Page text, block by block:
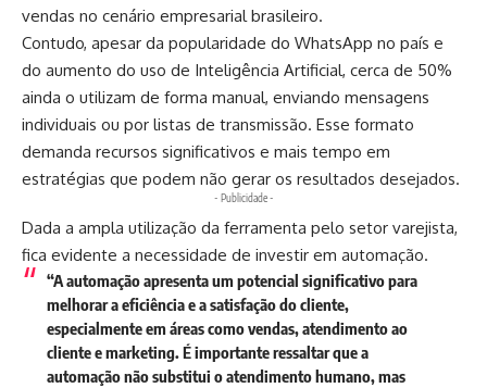
vendas no cenário empresarial brasileiro.
Contudo, apesar da popularidade do WhatsApp no país e
do aumento do uso de Inteligência Artificial, cerca de 50%
ainda o utilizam de forma manual, enviando mensagens
individuais ou por listas de transmissão. Esse formato
demanda recursos significativos e mais tempo em
estratégias que podem não gerar os resultados desejados.
- Publicidade -
Dada a ampla utilização da ferramenta pelo setor varejista,
fica evidente a necessidade de investir em automação.
“A automação apresenta um potencial significativo para
melhorar a eficiência e a satisfação do cliente,
especialmente em áreas como vendas, atendimento ao
cliente e marketing. É importante ressaltar que a
automação não substitui o atendimento humano, mas